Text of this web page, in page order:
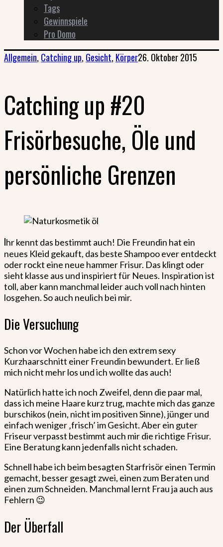
Tags
Gewinnspiele
Pro Domo
Allgemein, Catching up, Gesicht, Körper26. Oktober 2015
Catching up #20
Frisörbesuche, Öle und
persönliche Grenzen
Ihr kennt das bestimmt auch! Die Freundin hat ein
neues Kleid gekauft, das beste Shampoo ever entdeckt
oder rockt eine neue hammer Frisur. Das klingt oder
sieht klasse aus und inspiriert für Neues. Inspiration ist
toll, aber kann manchmal leider auch voll nach hinten
losgehen. So auch neulich bei mir.
Die Versuchung
Schon vor Wochen habe ich den extrem sexy
Kurzhaarschnitt einer Freundin bewundert. Er ließ
mich nicht mehr los und ich wollte das auch!
Natürlich hatte ich noch Zweifel, denn die paar mal,
dass ich meine Haare kurz trug, machte mich das ganze
burschikos (nein, nicht im positiven Sinne), jünger und
einfach weniger ‚frisch’ im Gesicht. Aber ein guter
Friseur verpasst bestimmt auch mir die richtige Frisur.
Eine Beratung kann jedenfalls nicht schaden.
Schnell habe ich beim besagten Starfrisör einen Termin
gemacht, besser gesagt zwei, einen zum Beraten und
einen zum Schneiden. Manchmal lernt Frau ja auch aus
Fehlern 😉
Der Überfall